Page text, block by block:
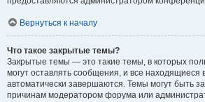
Вернуться к началу
Что такое закрытые темы?
Закрытые темы — это такие темы, в которых
могут оставлять сообщения, и все находящиеся
автоматически завершаются. Темы могут быть
причинам модератором форума или